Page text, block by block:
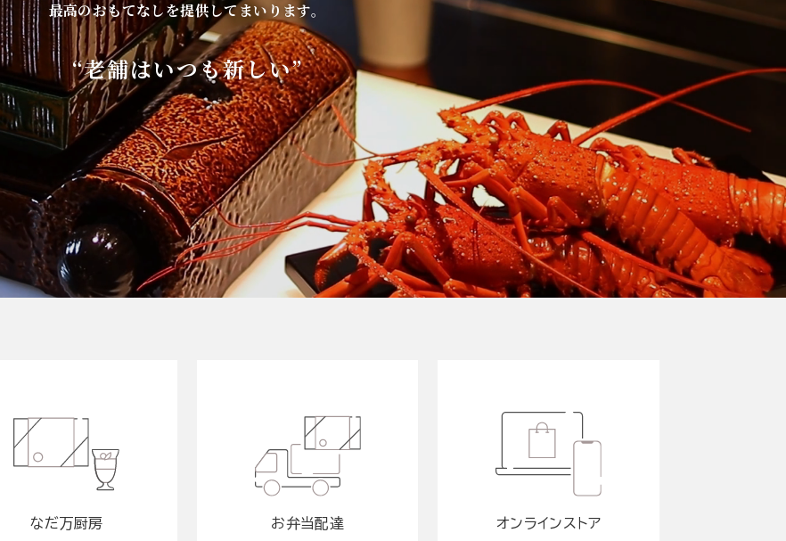
最高のおもてなしを提供してまいります。
“老舗はいつも新しい”
なだ万厨房 お弁当配達 オンラインストア